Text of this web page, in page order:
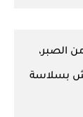
الصبر،
بسلاسة